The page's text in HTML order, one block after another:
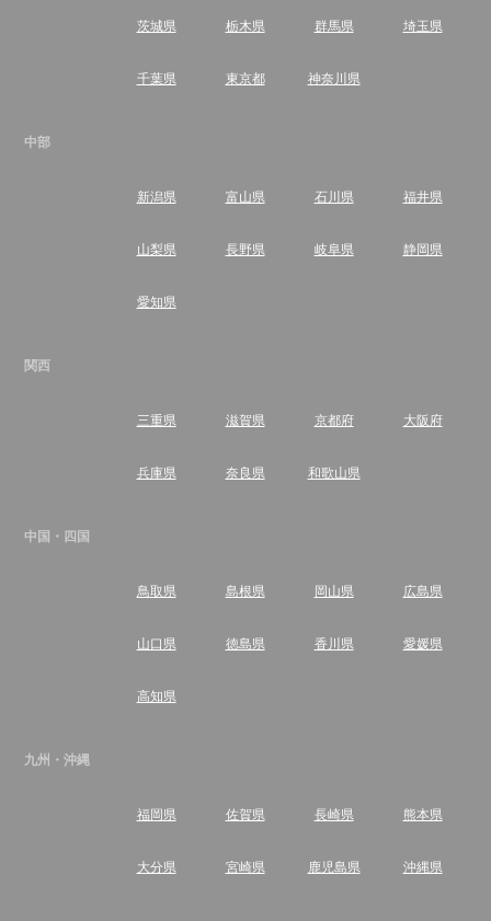
茨城県 栃木県 群馬県 埼玉県
千葉県 東京都 神奈川県
中部
新潟県 富山県 石川県 福井県
山梨県 長野県 岐阜県 静岡県
愛知県
関西
三重県 滋賀県 京都府 大阪府
兵庫県 奈良県 和歌山県
中国・四国
鳥取県 島根県 岡山県 広島県
山口県 徳島県 香川県 愛媛県
高知県
九州・沖縄
福岡県 佐賀県 長崎県 熊本県
大分県 宮崎県 鹿児島県 沖縄県